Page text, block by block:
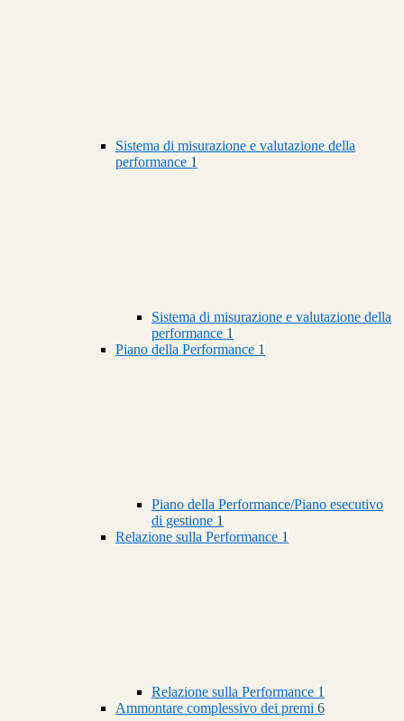
Sistema di misurazione e valutazione della
performance 1
Sistema di misurazione e valutazione della
performance 1
Piano della Performance 1
Piano della Performance/Piano esecutivo
di gestione 1
Relazione sulla Performance 1
Relazione sulla Performance 1
Ammontare complessivo dei premi 6